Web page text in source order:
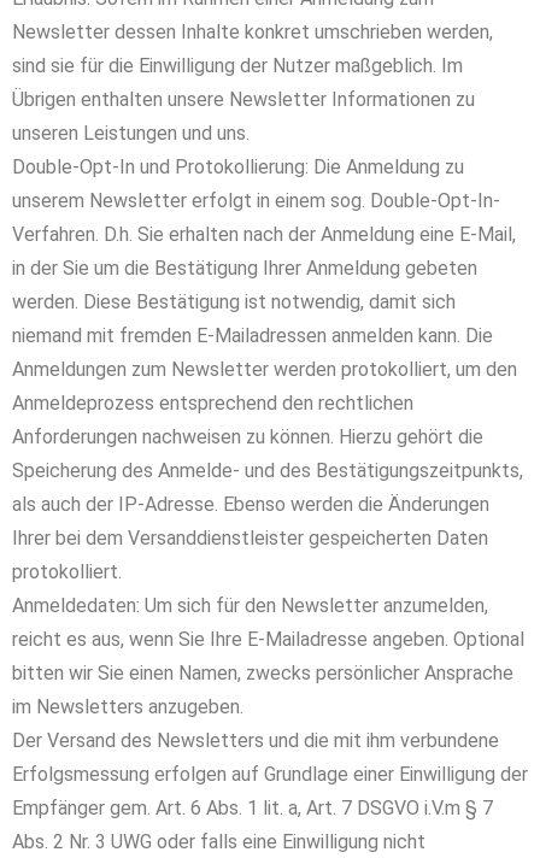
Newsletter dessen Inhalte konkret umschrieben werden,
sind sie für die Einwilligung der Nutzer maßgeblich. Im
Übrigen enthalten unsere Newsletter Informationen zu
unseren Leistungen und uns.
Double-Opt-In und Protokollierung: Die Anmeldung zu
unserem Newsletter erfolgt in einem sog. Double-Opt-In-
Verfahren. D.h. Sie erhalten nach der Anmeldung eine E-Mail,
in der Sie um die Bestätigung Ihrer Anmeldung gebeten
werden. Diese Bestätigung ist notwendig, damit sich
niemand mit fremden E-Mailadressen anmelden kann. Die
Anmeldungen zum Newsletter werden protokolliert, um den
Anmeldeprozess entsprechend den rechtlichen
Anforderungen nachweisen zu können. Hierzu gehört die
Speicherung des Anmelde- und des Bestätigungszeitpunkts,
als auch der IP-Adresse. Ebenso werden die Änderungen
Ihrer bei dem Versanddienstleister gespeicherten Daten
protokolliert.
Anmeldedaten: Um sich für den Newsletter anzumelden,
reicht es aus, wenn Sie Ihre E-Mailadresse angeben. Optional
bitten wir Sie einen Namen, zwecks persönlicher Ansprache
im Newsletters anzugeben.
Der Versand des Newsletters und die mit ihm verbundene
Erfolgsmessung erfolgen auf Grundlage einer Einwilligung der
Empfänger gem. Art. 6 Abs. 1 lit. a, Art. 7 DSGVO i.V.m § 7
Abs. 2 Nr. 3 UWG oder falls eine Einwilligung nicht